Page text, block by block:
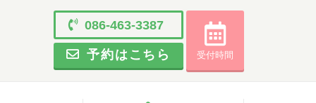
受付時間
と について
小児科
086-463-3387
予約はこちら